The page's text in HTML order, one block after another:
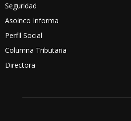
Seguridad
Asoinco Informa
Perfil Social
Columna Tributaria
Directora